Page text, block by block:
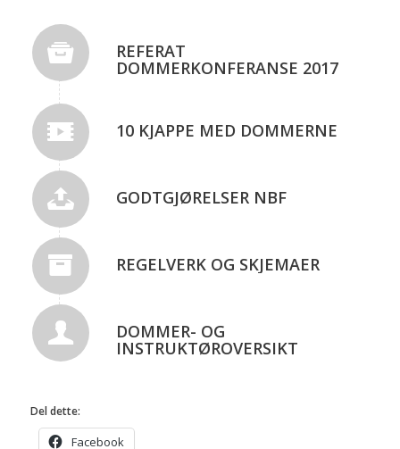
REFERAT
DOMMERKONFERANSE 2017
10 KJAPPE MED DOMMERNE
GODTGJØRELSER NBF
REGELVERK OG SKJEMAER
DOMMER- OG
INSTRUKTØROVERSIKT
Del dette:
Facebook